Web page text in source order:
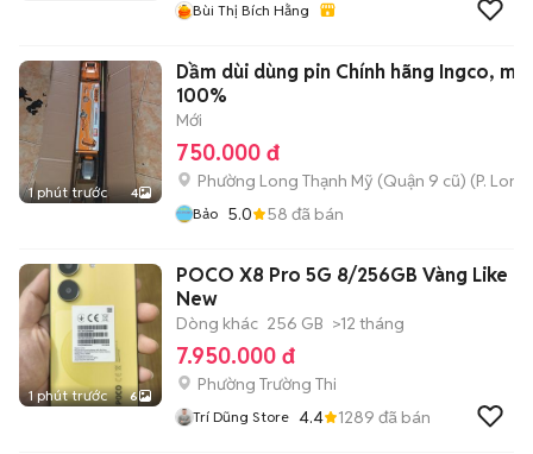
Bùi Thị Bích Hằng
1 phút trước 4
Dầm dùi dùng pin Chính hãng Ingco,
100%
Mới
750.000 đ
Phường Long Thạnh Mỹ (Quận 9 cũ) (P.
Bảo 5.0 58 đã bán
1 phút trước 6
POCO X8 Pro 5G 8/256GB Vàng Like
New
Dòng khác 256 GB >12 tháng
7.950.000 đ
Phường Trường Thi
Trí Dũng Store 4.4 1289 đã bán